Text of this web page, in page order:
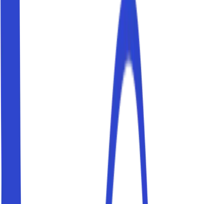
Parkplätze in der Nähe von Villa Costanza
Buche einen Parkplatz in der Nähe von Villa Costanza und
erreiche dein Ziel bequem zu Fuß. Parkito-Stellplätze
sind privat, geprüft und in wenigen Minuten buchbar.
Parkplätze in der Nähe von Bahnhof Santa
Buche einen Parkplatz in der Nähe von Bahnhof Santa
Maria Novella und erreiche dein Ziel bequem zu Fuß.
Parkito-Stellplätze sind privat, geprüft und in wenigen
Parkplätze in der Nähe von Duomo
Buche einen Parkplatz in der Nähe von Duomo und
erreiche dein Ziel bequem zu Fuß. Parkito-Stellplätze
sind privat, geprüft und in wenigen Minuten buchbar.